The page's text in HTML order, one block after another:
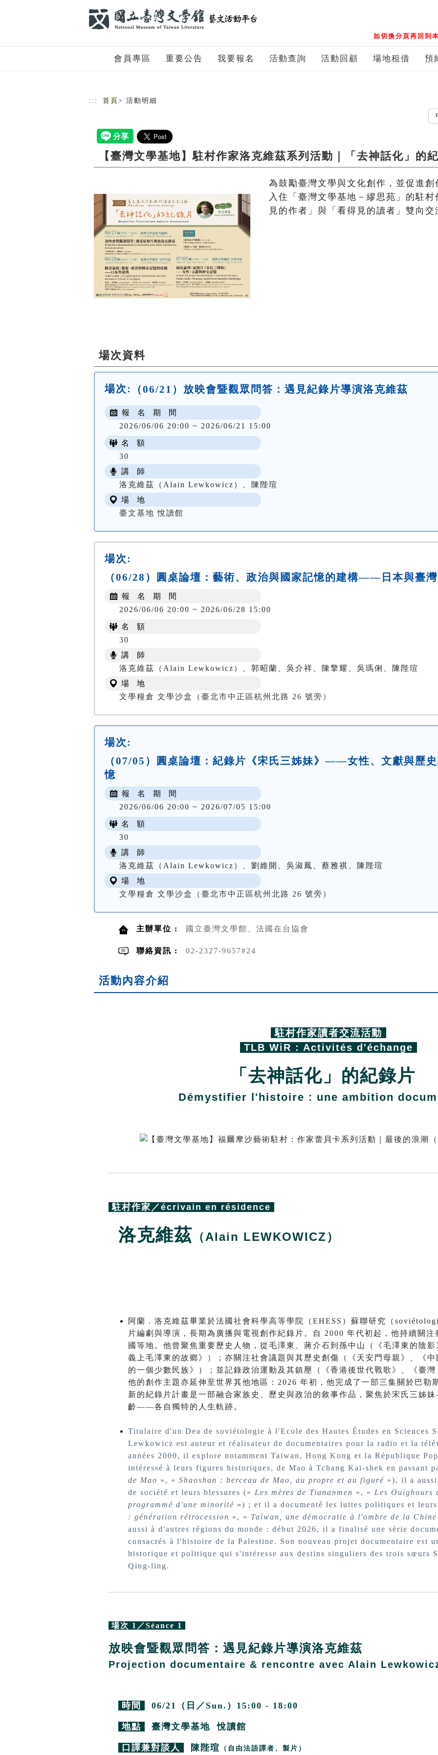
如切換分頁再回到
會員專區 重要公告 我要報名 活動查詢 活動回顧 場地租借 預
::: 首頁 > 活動明細
【臺灣文學基地】駐村作家洛克維茲系列活動｜「去神話化」的
為鼓勵臺灣文學與文化創作，並促進
入住「臺灣文學基地－繆思苑」的駐
見的作者」與「看得見的讀者」雙向交
場次資料
場次: （06/21）放映會暨觀眾問答：遇見紀錄片導演洛克維茲
報 名 期 間
2026/06/06 20:00 ~ 2026/06/21 15:00
名 額
30
講 師
洛克維茲（Alain Lewkowicz）、陳陛瑄
場 地
臺文基地 悅讀館
場次:
（06/28）圓桌論壇：藝術、政治與國家記憶的建構——日本與臺灣
報 名 期 間
2026/06/06 20:00 ~ 2026/06/28 15:00
名 額
30
講 師
洛克維茲（Alain Lewkowicz）、郭昭蘭、吳介祥、陳擎耀、吳瑪俐、陳陛瑄
場 地
文學糧倉 文學沙盒（臺北市中正區杭州北路 26 號旁）
場次:
（07/05）圓桌論壇：紀錄片《宋氏三姊妹》——女性、文獻與歷
憶
報 名 期 間
2026/06/06 20:00 ~ 2026/07/05 15:00
名 額
30
講 師
洛克維茲（Alain Lewkowicz）、劉維開、吳淑鳳、蔡雅祺、陳陛瑄
場 地
文學糧倉 文學沙盒（臺北市中正區杭州北路 26 號旁）
主辦單位 : 國立臺灣文學館、法國在台協會
聯絡資訊 : 02-2327-9657#24
活動內容介紹
駐村作家讀者交流活動
TLB WiR : Activités d'échange
「去神話化」的紀錄片
Démystifier l'histoire : une ambition
駐村作家／écrivain en résidence
洛克維茲 （Alain LEWKOWICZ）
阿蘭．洛克維茲畢業於法國社會科學高等學院（EHESS）蘇聯研究（
片編劇與導演，長期為廣播與電視創作紀錄片。自 2000 年代初起，他持續關
國等地。他曾聚焦重要歷史人物，從毛澤東、蔣介石到孫中山（《毛澤東的陰
義上毛澤東的故鄉》）；亦關注社會議題與其歷史創傷（《天安門母親》、《
的一個少數民族》）；並記錄政治運動及其鎮壓（《香港後世代戰歌》、《臺
他的創作主題亦延伸至世界其他地區：2026 年初，他完成了一部三集關於巴勒
新的紀錄片計畫是一部融合家族史、歷史與政治的敘事作品，聚焦於宋氏三姊
齡——各自獨特的人生軌跡。
Titulaire d'un Dea de soviétologie à l'Ecole des Hautes Études en Sciences
Lewkowicz est auteur et réalisateur de documentaires pour la radio et la
années 2000, il explore notamment Taïwan, Hong Kong et la République
intéressé à leurs figures historiques, de Mao à Tchang Kaï-shek en passant
de Mao », « Shaoshan : berceau de Mao, au propre et au figuré »), il a
de société et leurs blessures (« Les mères de Tiananmen », « Les Ouïghours
programmé d'une minorité ») ; et il a documenté les luttes politiques et
: génération rétrocession », « Taïwan, une démocratie à l'ombre de la Chine
aussi à d'autres régions du monde : début 2026, il a finalisé une série
consacrés à l'histoire de la Palestine. Son nouveau projet documentaire est
historique et politique qui s'intéresse aux destins singuliers des trois sœurs
Qing-ling.
場次 1／Séance 1
放映會暨觀眾問答：遇見紀錄片導演洛克維茲
Projection documentaire & rencontre avec Alain
時間 06/21（日／Sun.）15:00 - 18:00
地點 臺灣文學基地 悅讀館
口譯兼對談人 陳陛瑄 （自由法語譯者、製片）